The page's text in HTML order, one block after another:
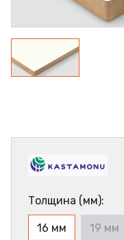
Толщина (мм):
16 мм 19 мм